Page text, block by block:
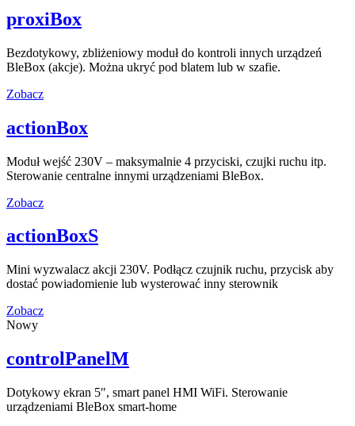
proxiBox
Bezdotykowy, zbliżeniowy moduł do kontroli innych urządzeń
BleBox (akcje). Można ukryć pod blatem lub w szafie.
Zobacz
actionBox
Moduł wejść 230V – maksymalnie 4 przyciski, czujki ruchu itp.
Sterowanie centralne innymi urządzeniami BleBox.
Zobacz
actionBoxS
Mini wyzwalacz akcji 230V. Podłącz czujnik ruchu, przycisk aby
dostać powiadomienie lub wysterować inny sterownik
Zobacz
Nowy
controlPanelM
Dotykowy ekran 5″, smart panel HMI WiFi. Sterowanie
urządzeniami BleBox smart-home